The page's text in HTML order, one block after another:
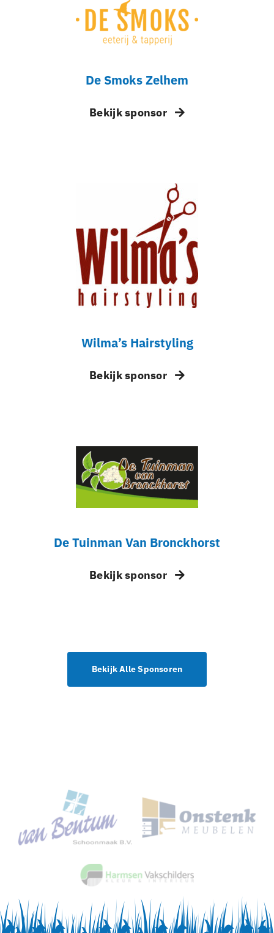
De Smoks Zelhem
Bekijk sponsor
Wilma’s Hairstyling
Bekijk sponsor
De Tuinman Van Bronckhorst
Bekijk sponsor
Bekijk Alle Sponsoren